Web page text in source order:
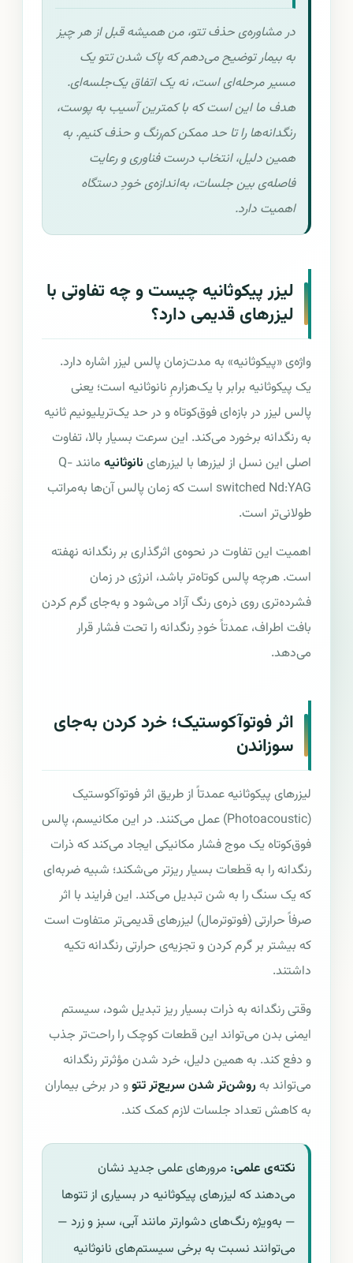
در مشاوره‌ی حذف تتو، من همیشه قبل از هر چیز
به بیمار توضیح می‌دهم که پاک شدن تتو یک
مسیر مرحله‌ای است، نه یک اتفاق یک‌جلسه‌ای.
هدف ما این است که با کمترین آسیب به پوست،
رنگدانه‌ها را تا حد ممکن کم‌رنگ و حذف کنیم. به
همین دلیل، انتخاب درست فناوری و رعایت
فاصله‌ی بین جلسات، به‌اندازه‌ی خودِ دستگاه
اهمیت دارد.
لیزر پیکوثانیه چیست و چه تفاوتی با
لیزرهای قدیمی دارد؟
واژه‌ی «پیکوثانیه» به مدت‌زمان پالس لیزر اشاره دارد.
یک پیکوثانیه برابر با یک‌هزارمِ نانوثانیه است؛ یعنی
پالس لیزر در بازه‌ای فوق‌کوتاه و در حد یک‌تریلیونیم ثانیه
به رنگدانه برخورد می‌کند. این سرعت بسیار بالا، تفاوت
اصلی این نسل از لیزرها با لیزرهای نانوثانیه
مانند Q-
switched Nd:YAG است که زمان پالس آن‌ها به‌مراتب
طولانی‌تر است.
اهمیت این تفاوت در نحوه‌ی اثرگذاری بر رنگدانه نهفته
است. هرچه پالس کوتاه‌تر باشد، انرژی در زمان
فشرده‌تری روی ذره‌ی رنگ آزاد می‌شود و به‌جای گرم کردن
بافت اطراف، عمدتاً خودِ رنگدانه را تحت فشار قرار
می‌دهد.
اثر فوتوآکوستیک؛ خرد کردن به‌جای
سوزاندن
لیزرهای پیکوثانیه عمدتاً از طریق اثر فوتوآکوستیک
(Photoacoustic) عمل می‌کنند. در این مکانیسم، پالس
فوق‌کوتاه یک موج فشار مکانیکی ایجاد می‌کند که ذرات
رنگدانه را به قطعات بسیار ریزتر می‌شکند؛ شبیه ضربه‌ای
که یک سنگ را به شن تبدیل می‌کند. این فرایند با اثر
صرفاً حرارتی (فوتوترمال) لیزرهای قدیمی‌تر متفاوت است
که بیشتر بر گرم کردن و تجزیه‌ی حرارتی رنگدانه تکیه
داشتند.
وقتی رنگدانه به ذرات بسیار ریز تبدیل شود، سیستم
ایمنی بدن می‌تواند این قطعات کوچک را راحت‌تر جذب
و دفع کند. به همین دلیل، خرد شدن مؤثرتر رنگدانه
می‌تواند بهروشن‌تر شدن سریع‌تر تتوو در برخی بیماران
به کاهش تعداد جلسات لازم کمک کند.
نکته‌ی علمی: مرورهای علمی جدید نشان
می‌دهند که لیزرهای پیکوثانیه در بسیاری از تتوها
— به‌ویژه رنگ‌های دشوارتر مانند آبی، سبز و زرد —
می‌توانند نسبت به برخی سیستم‌های نانوثانیه